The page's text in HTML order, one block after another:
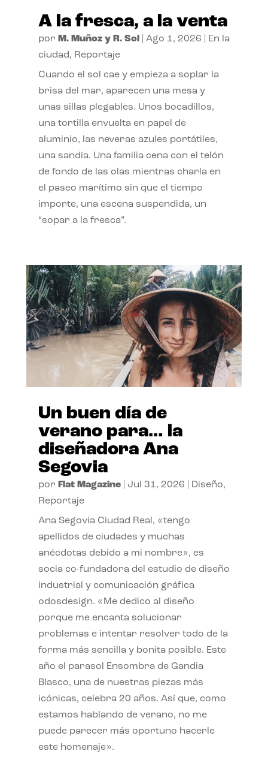
A la fresca, a la venta
por M. Muñoz y R. Sol| Ago 1, 2026
En la
ciudad, Reportaje
Cuando el sol cae y empieza a soplar la
brisa del mar, aparecen una mesa y
unas sillas plegables. Unos bocadillos,
una tortilla envuelta en papel de
aluminio, las neveras azules portátiles,
una sandía. Una familia cena con el telón
de fondo de las olas mientras charla en
el paseo marítimo sin que el tiempo
importe, una escena suspendida, un
“sopar a la fresca”.
Un buen día de
verano para… la
diseñadora Ana
Segovia
por Flat Magazine| Jul 31, 2026 Diseño,
Reportaje
Ana Segovia Ciudad Real, «tengo
apellidos de ciudades y muchas
anécdotas debido a mi nombre», es
socia co-fundadora del estudio de diseño
industrial y comunicación gráfica
odosdesign. «Me dedico al diseño
porque me encanta solucionar
problemas e intentar resolver todo de la
forma más sencilla y bonita posible. Este
año el parasol Ensombra de Gandia
Blasco, una de nuestras piezas más
icónicas, celebra 20 años. Así que, como
estamos hablando de verano, no me
puede parecer más oportuno hacerle
este homenaje».